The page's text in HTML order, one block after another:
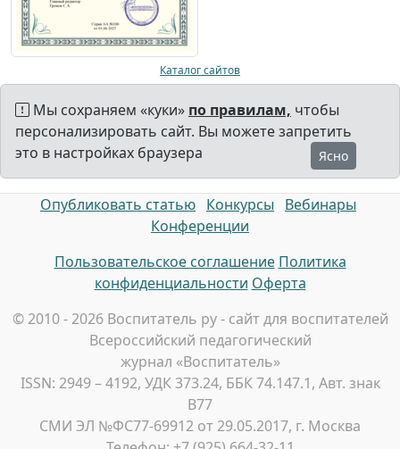
Каталог сайтов
Мы сохраняем «куки» по правилам, чтобы
персонализировать сайт. Вы можете запретить
это в настройках браузера
Ясно
Опубликовать статью Конкурсы
Вебинары
Конференции
Пользовательское соглашение Политика
конфиденциальности Оферта
© 2010 - 2026 Воспитатель ру - сайт для воспитателей
Всероссийский педагогический
журнал «Воспитатель»
ISSN: 2949 – 4192, УДК 373.24, ББК 74.147.1, Авт. знак
В77
СМИ ЭЛ №ФС77-69912 от 29.05.2017, г. Москва